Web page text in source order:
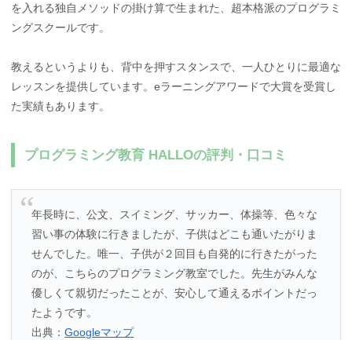
を入れる独自メソッドの掛け算で生まれた、超本格派のプログラミ
ングスクールです。
教えるというよりも、背中を押すスタンスで、一人ひとりに最適な
レッスンを提供しています。eラーニングアワードで大賞を受賞し
た実績もあります。
プログラミング教育 HALLOの評判・口コミ
年長時に、公文、スイミング、サッカー、体操等、色々な
習い事の体験に行きましたが、子供はどこも通いたがりま
せんでした。唯一、子供が２回目も自発的に行きたがった
のが、こちらのプログラミング教室でした。先生がみんな
優しくて親切だったことが、安心して通えるポイントだっ
たようです。
出典：Googleマップ